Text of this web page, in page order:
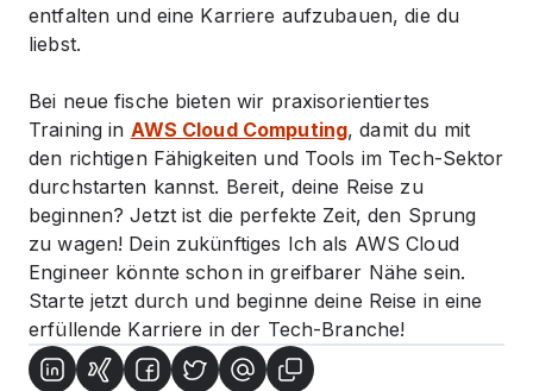
entfalten und eine Karriere aufzubauen, die du
liebst.
Bei neue fische bieten wir praxisorientiertes
Training in AWS Cloud Computing, damit du mit
den richtigen Fähigkeiten und Tools im Tech-Sektor
durchstarten kannst. Bereit, deine Reise zu
beginnen? Jetzt ist die perfekte Zeit, den Sprung
zu wagen! Dein zukünftiges Ich als AWS Cloud
Engineer könnte schon in greifbarer Nähe sein.
Starte jetzt durch und beginne deine Reise in eine
erfüllende Karriere in der Tech-Branche!